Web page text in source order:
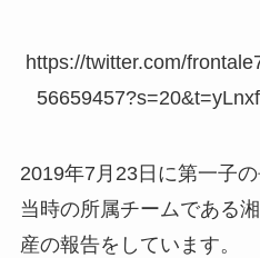
https://twitter.com/
2019年7月23日に第一子
当時の所属チームである
産の報告をしています。